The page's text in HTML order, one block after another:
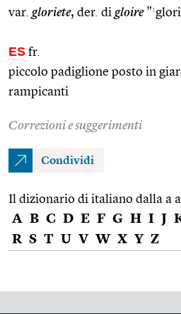
var. gloriete, der. di gloire"1
ES fr.
piccolo padiglione posto in
rampicanti
Correzioni e suggerimenti
Condividi
Il dizionario di italiano dalla a
A B C D E F G H I J
R S T U V W X Y Z